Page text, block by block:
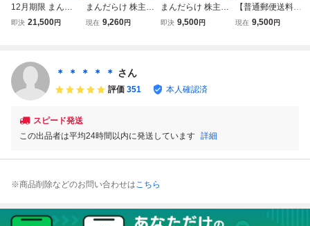
12月期限 まんだ
らけ 株主優待券 2
即決 21,500円
まんだらけ 株主優
待券 10,000円分
現在 9,260円
まんだらけ 株主優
待券 10,000円分
即決 9,500円
【普通郵便送料無
料】まんだらけ
現在 9,500円
＊ ＊ ＊ ＊ ＊ さん
評価 351 本人確認済
スピード発送
この出品者は平均24時間以内に発送しています 詳細
※商品削除などのお問い合わせはこちら